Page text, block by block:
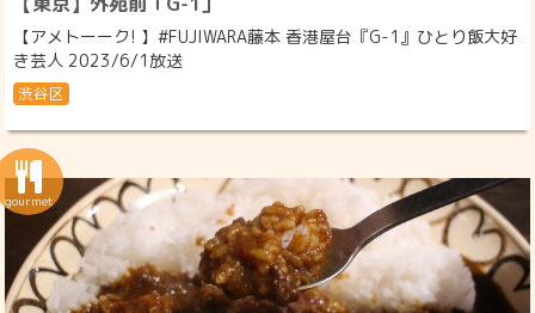
【アメトーーク! 】#FUJIWARA藤本 香港屋台『G-1』ひとり飯大好
き芸人 2023/6/1放送
渋谷区